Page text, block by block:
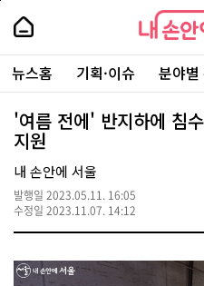
본
로
가
내
손
안
에
서
울
-
서
울
시
대
표
소
통
포
내
손
에
울
주
요
서
뉴스홈 기획·이슈 분야별
'여름 전에' 반지하에 침
지원
내 손안에 서울
발행일 2023.05.11. 16:05
수정일 2023.11.07. 14:12
페
상
단
로